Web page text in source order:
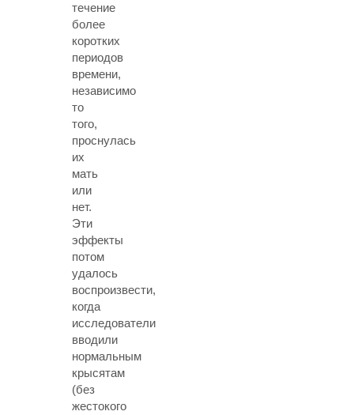
течение
более
коротких
периодов
времени,
независимо
то
того,
проснулась
их
мать
или
нет.
Эти
эффекты
потом
удалось
воспроизвести,
когда
исследователи
вводили
нормальным
крысятам
(без
жестокого